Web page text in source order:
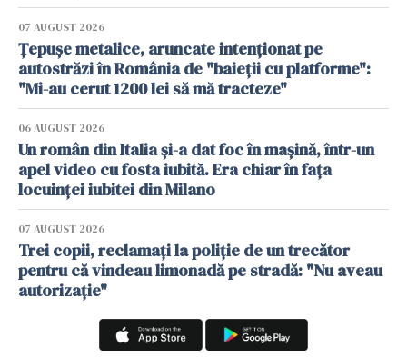
07 AUGUST 2026
Țepușe metalice, aruncate intenționat pe
autostrăzi în România de "baieții cu platforme":
"Mi-au cerut 1200 lei să mă tracteze"
06 AUGUST 2026
Un român din Italia și-a dat foc în mașină, într-un
apel video cu fosta iubită. Era chiar în fața
locuinței iubitei din Milano
07 AUGUST 2026
Trei copii, reclamați la poliție de un trecător
pentru că vindeau limonadă pe stradă: "Nu aveau
autorizație"